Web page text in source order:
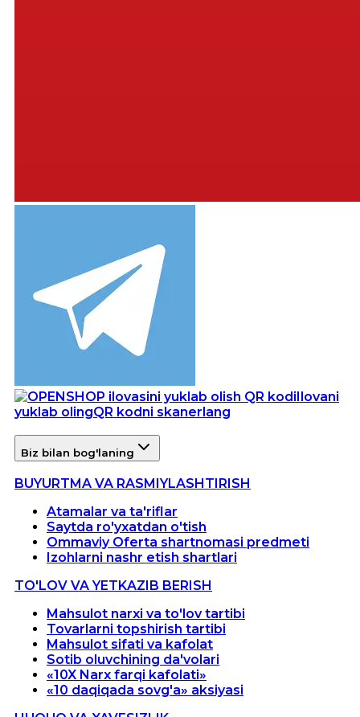
Ilovani
yuklab olingQR kodni skanerlang
Biz bilan bog'laning
BUYURTMA VA RASMIYLASHTIRISH
Atamalar va ta'riflar
Saytda ro'yxatdan o'tish
Ommaviy Oferta shartnomasi predmeti
Izohlarni nashr etish shartlari
TO'LOV VA YETKAZIB BERISH
Mahsulot narxi va to'lov tartibi
Tovarlarni topshirish tartibi
Mahsulot sifati va kafolat
Sotib oluvchining da'volari
«10X Narx farqi kafolati»
«10 daqiqada sovg'a» aksiyasi